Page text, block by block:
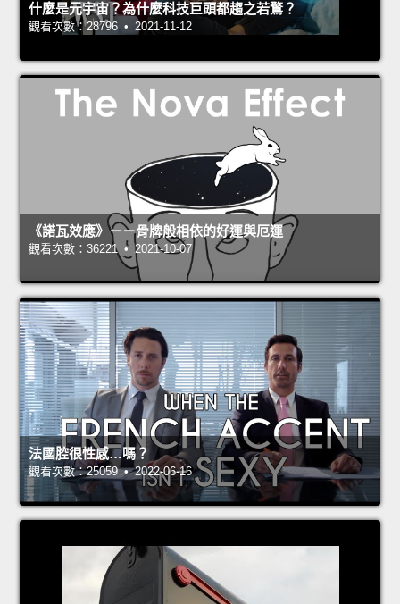
什麼是元宇宙？為什麼科技巨頭都趨之若鶩？
觀看次數：28796 • 2021-11-12
《諾瓦效應》－－骨牌般相依的好運與厄運
觀看次數：36221 • 2021-10-07
法國腔很性感…嗎？
觀看次數：25059 • 2022-06-16